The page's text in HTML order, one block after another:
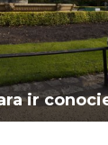
ir